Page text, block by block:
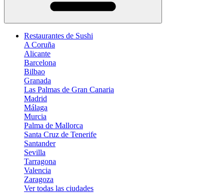
Restaurantes de Sushi
A Coruña
Alicante
Barcelona
Bilbao
Granada
Las Palmas de Gran Canaria
Madrid
Málaga
Murcia
Palma de Mallorca
Santa Cruz de Tenerife
Santander
Sevilla
Tarragona
Valencia
Zaragoza
Ver todas las ciudades